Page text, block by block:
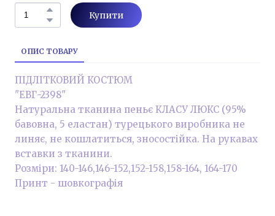
Купити
ОПИС ТОВАРУ
ПІДЛІТКОВИЙ КОСТЮМ
"ЕВГ-2398"
Натуральна тканина пеньє КЛАСУ ЛЮКС (95%
бавовна, 5 еластан) турецького виробника не
линяє, не кошлатиться, зносостійка. На рукавах
вставки з тканини.
Розміри: 140-146,146-152,152-158,158-164, 164-170
Принт - шовкографія